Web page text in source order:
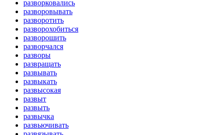
разворковались
разворовывать
разворотить
разворохобиться
разворошить
разворчался
разворы
развращать
развывать
развыкать
развысокая
развыт
развыть
развычка
развьючивать